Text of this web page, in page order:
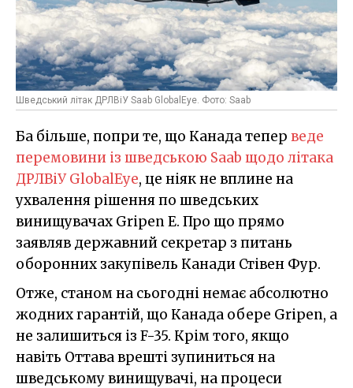
Шведський літак ДРЛВіУ Saab GlobalEye. Фото: Saab
Ба більше, попри те, що Канада тепер веде
перемовини із шведською Saab щодо літака
ДРЛВіУ GlobalEye, це ніяк не вплине на
ухвалення рішення по шведських
винищувачах Gripen E. Про що прямо
заявляв державний секретар з питань
оборонних закупівель Канади Стівен Фур.
Отже, станом на сьогодні немає абсолютно
жодних гарантій, що Канада обере Gripen, а
не залишиться із F-35. Крім того, якщо
навіть Оттава врешті зупиниться на
шведському винищувачі, на процеси